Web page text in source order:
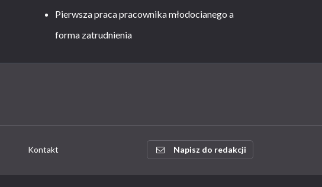
Pierwsza praca pracownika młodocianego a
forma zatrudnienia
Kontakt Napisz do redakcji